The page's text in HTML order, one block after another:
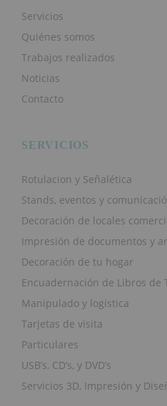
Servicios
Quiénes somos
Trabajos realizados
Noticias
Contacto
SERVICIOS
Rotulacion y Señalética
Stands, eventos y
Decoración de locales
Impresión de documentos y
Decoración de tu hogar
Encuadernación de Libros de
Manipulado y logística
Tarjetas de visita
Particulares
USB’s, CD’s, y DVD’s
Servicios 3D, Impresión y